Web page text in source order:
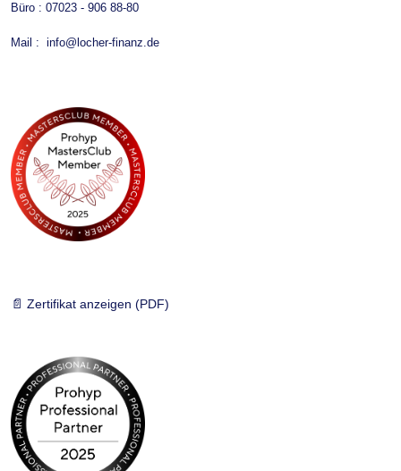
Büro : 07023 - 906 88-80
Mail : info@locher-finanz.de
📄 Zertifikat anzeigen (PDF)